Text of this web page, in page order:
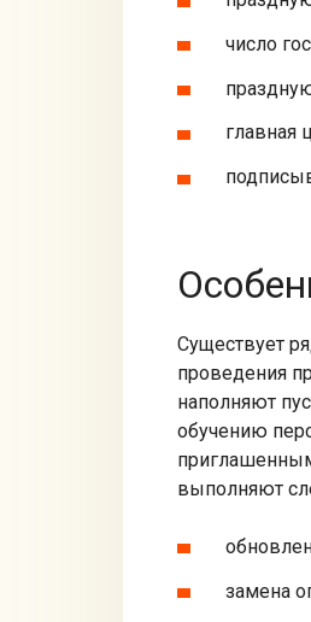
число
главная
Существует
проведения
наполняют
обучению
выполняют
замена